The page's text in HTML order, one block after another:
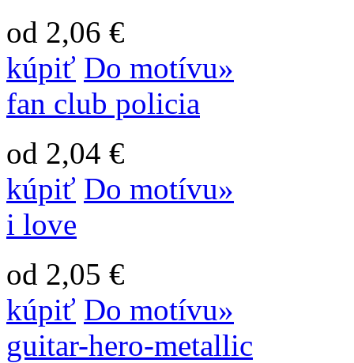
od 2,06 €
kúpiť Do motívu»
fan club policia
od 2,04 €
kúpiť Do motívu»
i love
od 2,05 €
kúpiť Do motívu»
guitar-hero-metallic